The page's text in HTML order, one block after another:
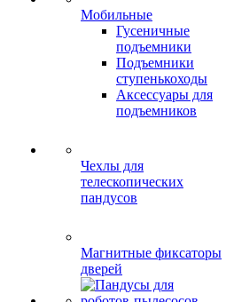
Мобильные
Гусеничные
подъемники
Подъемники
ступенькоходы
Аксессуары для
подъемников
Чехлы для
телескопических
пандусов
Магнитные фиксаторы
дверей